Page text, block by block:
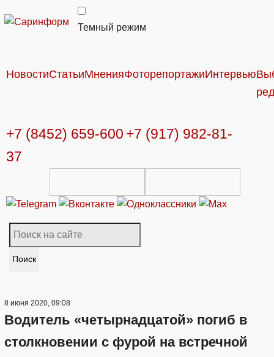
Темный режим
НовостиСтатьиМненияФоторепортажиИнтервью
+7 (8452) 659-600 +7 (917) 982-81-
37
Поиск
8 июня 2020, 09:08
Водитель «четырнадцатой» погиб в
столкновении с фурой на встречной